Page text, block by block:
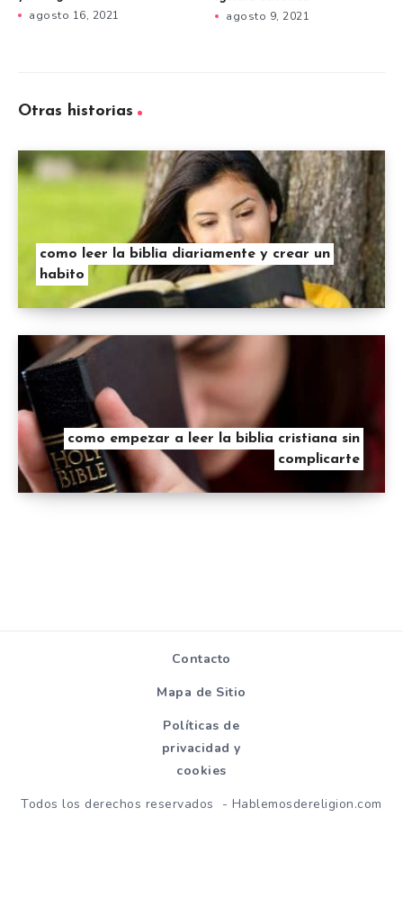
agosto 16, 2021 agosto 9, 2021
Otras historias
como leer la biblia diariamente y crear un
habito
como empezar a leer la biblia cristiana sin
complicarte
Contacto
Mapa de Sitio
Políticas de
privacidad y
cookies
Todos los derechos reservados - Hablemosdereligion.com